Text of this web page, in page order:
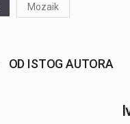
Mozaik
OD ISTOG AUTORA